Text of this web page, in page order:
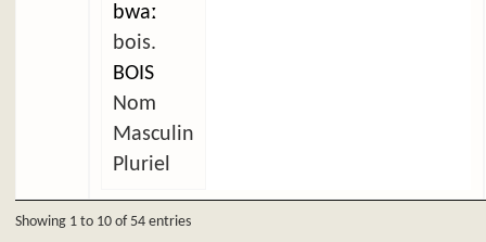
bwaː
bois.
BOIS
Nom
Masculin
Pluriel
Showing 1 to 10 of 54 entries